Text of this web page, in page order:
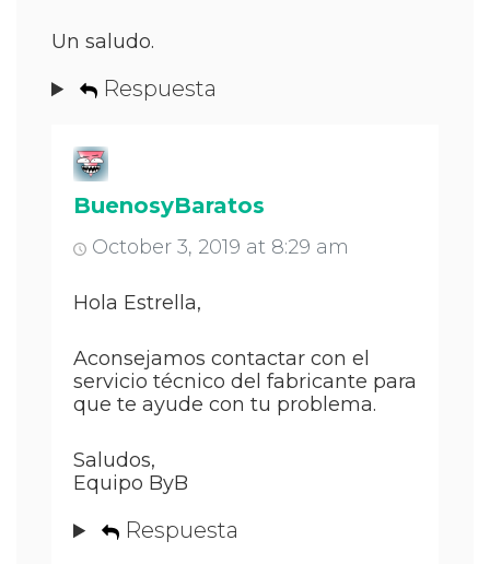
Un saludo.
Respuesta
BuenosyBaratos
October 3, 2019 at 8:29 am
Hola Estrella,
Aconsejamos contactar con el
servicio técnico del fabricante para
que te ayude con tu problema.
Saludos,
Equipo ByB
Respuesta